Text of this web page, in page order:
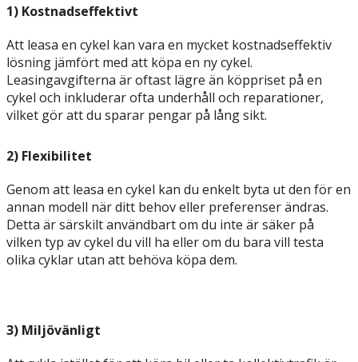
1) Kostnadseffektivt
Att leasa en cykel kan vara en mycket kostnadseffektiv
lösning jämfört med att köpa en ny cykel.
Leasingavgifterna är oftast lägre än köppriset på en
cykel och inkluderar ofta underhåll och reparationer,
vilket gör att du sparar pengar på lång sikt.
2) Flexibilitet
Genom att leasa en cykel kan du enkelt byta ut den för en
annan modell när ditt behov eller preferenser ändras.
Detta är särskilt användbart om du inte är säker på
vilken typ av cykel du vill ha eller om du bara vill testa
olika cyklar utan att behöva köpa dem.
3) Miljövänligt